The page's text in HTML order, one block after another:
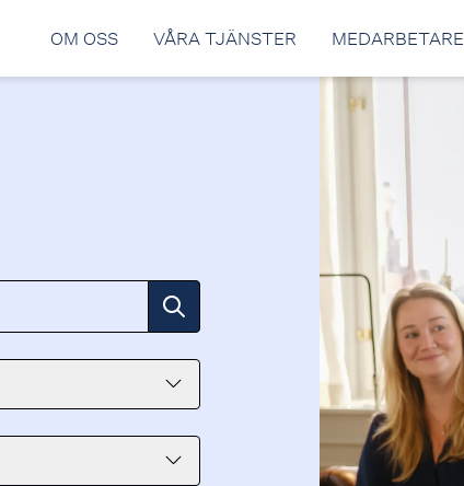
OM OSS VÅRA TJÄNSTER MEDARBETARE
Filtrera enligt önskemål